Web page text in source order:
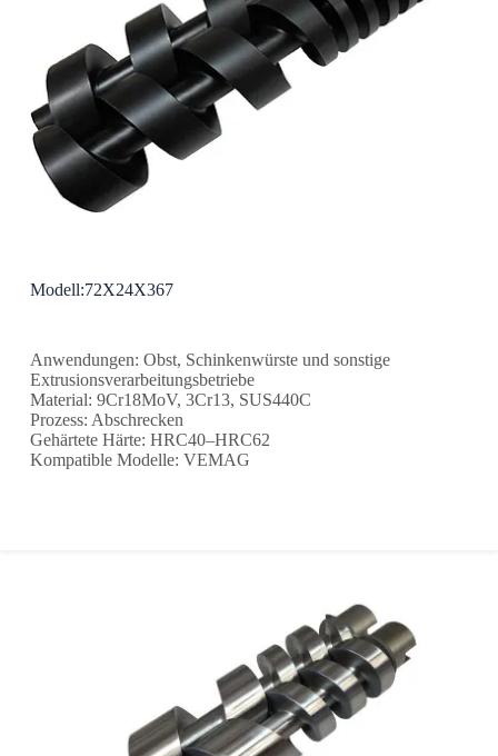
Modell:72X24X367
Anwendungen: Obst, Schinkenwürste und sonstige
Extrusionsverarbeitungsbetriebe
Material: 9Cr18MoV, 3Cr13, SUS440C
Prozess: Abschrecken
Gehärtete Härte: HRC40–HRC62
Kompatible Modelle: VEMAG